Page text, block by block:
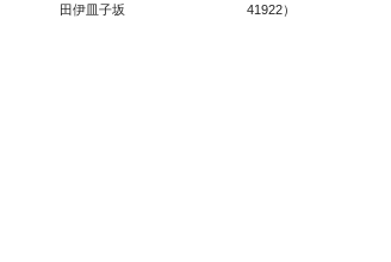
田伊皿子坂
41922）